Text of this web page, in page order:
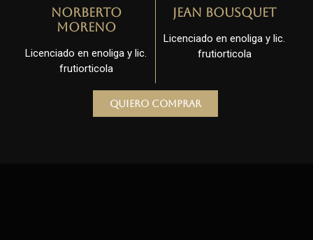
Norberto
Moreno
Licenciado en enoliga y lic.
frutiorticola
Jean Bousquet
Licenciado en enoliga y lic.
frutiorticola
Quiero comprar